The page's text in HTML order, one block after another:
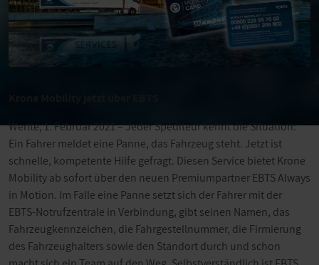
Werlte, 1. Februar 2021 – Jeder Spediteur kennt die Situation:
Ein Fahrer meldet eine Panne, das Fahrzeug steht. Jetzt ist
schnelle, kompetente Hilfe gefragt. Diesen Service bietet Krone
Mobility ab sofort über den neuen Premiumpartner EBTS Always
in Motion. Im Falle eine Panne setzt sich der Fahrer mit der
EBTS-Notrufzentrale in Verbindung, gibt seinen Namen, das
Fahrzeugkennzeichen, die Fahrgestellnummer, die Firmierung
des Fahrzeughalters sowie den Standort durch und schon